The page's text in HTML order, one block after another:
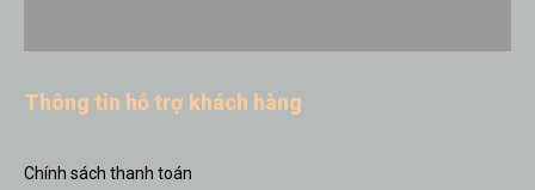
Thông tin hỗ trợ khách hàng
Chính sách thanh toán